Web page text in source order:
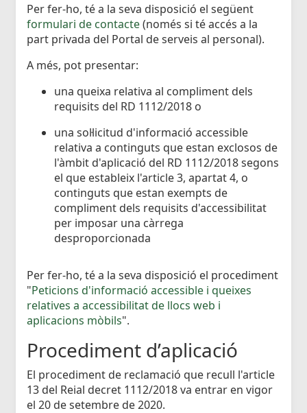
Per fer-ho, té a la seva disposició el següent
formulari de contacte(només si té accés a la
part privada del Portal de serveis al personal).
A més, pot presentar:
una queixa relativa al compliment dels
requisits del RD 1112/2018 o
una sol·licitud d'informació accessible
relativa a continguts que estan exclosos de
l'àmbit d'aplicació del RD 1112/2018 segons
el que estableix l'article 3, apartat 4, o
continguts que estan exempts de
compliment dels requisits d'accessibilitat
per imposar una càrrega
desproporcionada
Per fer-ho, té a la seva disposició el procediment
"Peticions d'informació accessible i queixes
relatives a accessibilitat de llocs web i
aplicacions mòbils".
Procediment d’aplicació
El procediment de reclamació que recull l'article
13 del Reial decret 1112/2018 va entrar en vigor
el 20 de setembre de 2020.